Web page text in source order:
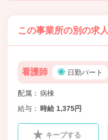
この事業所の別の求人
看護師 日勤パート
配属
病棟
給与
時給 1,375円
キープする